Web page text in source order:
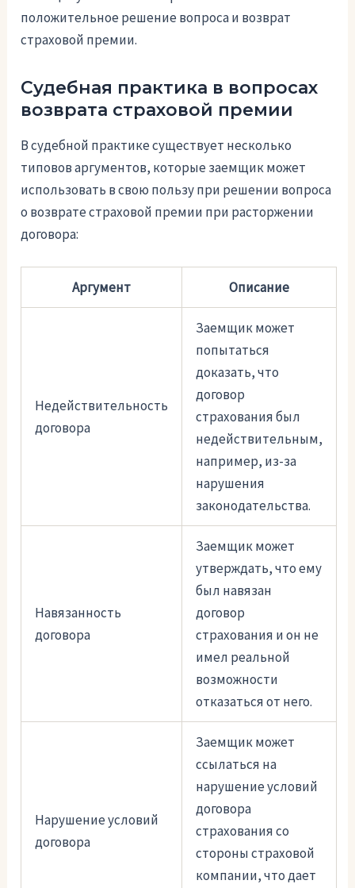
положительное решение вопроса и возврат
страховой премии.
Судебная практика в вопросах
возврата страховой премии
В судебной практике существует несколько
типовов аргументов, которые заемщик может
использовать в свою пользу при решении вопроса
о возврате страховой премии при расторжении
договора:
Аргумент Описание
Недействительность
договора
Заемщик может
попытаться
доказать, что
договор
страхования был
недействительным,
например, из-за
нарушения
законодательства.
Навязанность
договора
Заемщик может
утверждать, что ему
был навязан
договор
страхования и он не
имел реальной
возможности
отказаться от него.
Нарушение условий
договора
Заемщик может
ссылаться на
нарушение условий
договора
страхования со
стороны страховой
компании, что дает